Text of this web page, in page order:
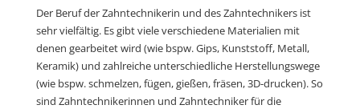
Der Beruf der Zahntechnikerin und des Zahntechnikers ist
sehr vielfältig. Es gibt viele verschiedene Materialien mit
denen gearbeitet wird (wie bspw. Gips, Kunststoff, Metall,
Keramik) und zahlreiche unterschiedliche Herstellungswege
(wie bspw. schmelzen, fügen, gießen, fräsen, 3D-drucken). So
sind Zahntechnikerinnen und Zahntechniker für die